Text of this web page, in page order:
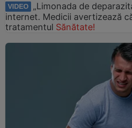
VIDEO
„Limonada de
internet. Medicii avertizează
tratamentul Sănătate!